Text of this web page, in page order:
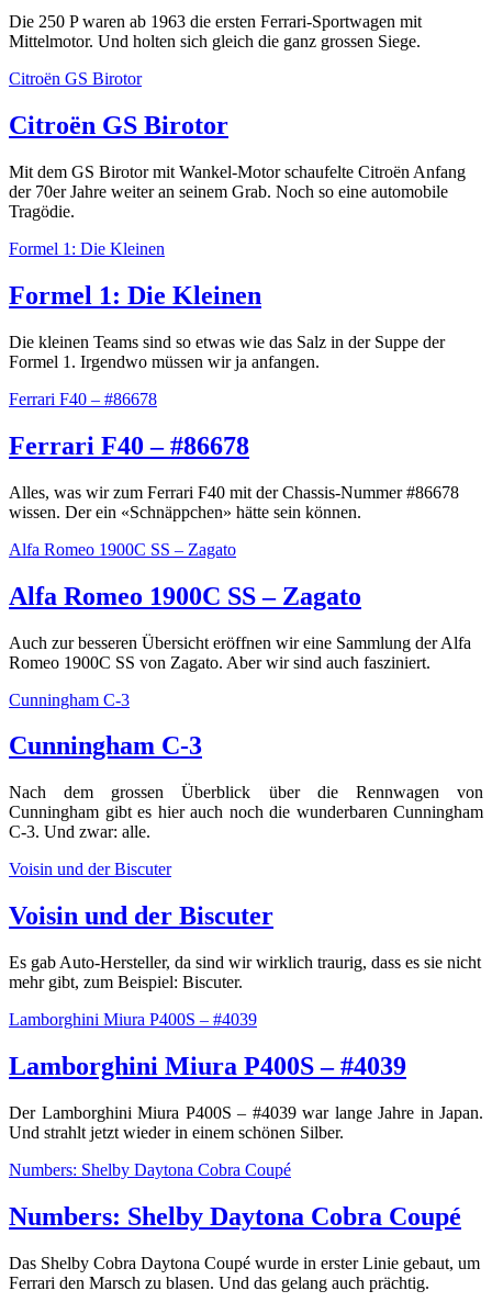
Die 250 P waren ab 1963 die ersten Ferrari-Sportwagen mit
Mittelmotor. Und holten sich gleich die ganz grossen Siege.
Citroën GS Birotor
Citroën GS Birotor
Mit dem GS Birotor mit Wankel-Motor schaufelte Citroën Anfang
der 70er Jahre weiter an seinem Grab. Noch so eine automobile
Tragödie.
Formel 1: Die Kleinen
Formel 1: Die Kleinen
Die kleinen Teams sind so etwas wie das Salz in der Suppe der
Formel 1. Irgendwo müssen wir ja anfangen.
Ferrari F40 – #86678
Ferrari F40 – #86678
Alles, was wir zum Ferrari F40 mit der Chassis-Nummer #86678
wissen. Der ein «Schnäppchen» hätte sein können.
Alfa Romeo 1900C SS – Zagato
Alfa Romeo 1900C SS – Zagato
Auch zur besseren Übersicht eröffnen wir eine Sammlung der Alfa
Romeo 1900C SS von Zagato. Aber wir sind auch fasziniert.
Cunningham C-3
Cunningham C-3
Nach dem grossen Überblick über die Rennwagen von
Cunningham gibt es hier auch noch die wunderbaren Cunningham
C-3. Und zwar: alle.
Voisin und der Biscuter
Voisin und der Biscuter
Es gab Auto-Hersteller, da sind wir wirklich traurig, dass es sie nicht
mehr gibt, zum Beispiel: Biscuter.
Lamborghini Miura P400S – #4039
Lamborghini Miura P400S – #4039
Der Lamborghini Miura P400S – #4039 war lange Jahre in Japan.
Und strahlt jetzt wieder in einem schönen Silber.
Numbers: Shelby Daytona Cobra Coupé
Numbers: Shelby Daytona Cobra Coupé
Das Shelby Cobra Daytona Coupé wurde in erster Linie gebaut, um
Ferrari den Marsch zu blasen. Und das gelang auch prächtig.